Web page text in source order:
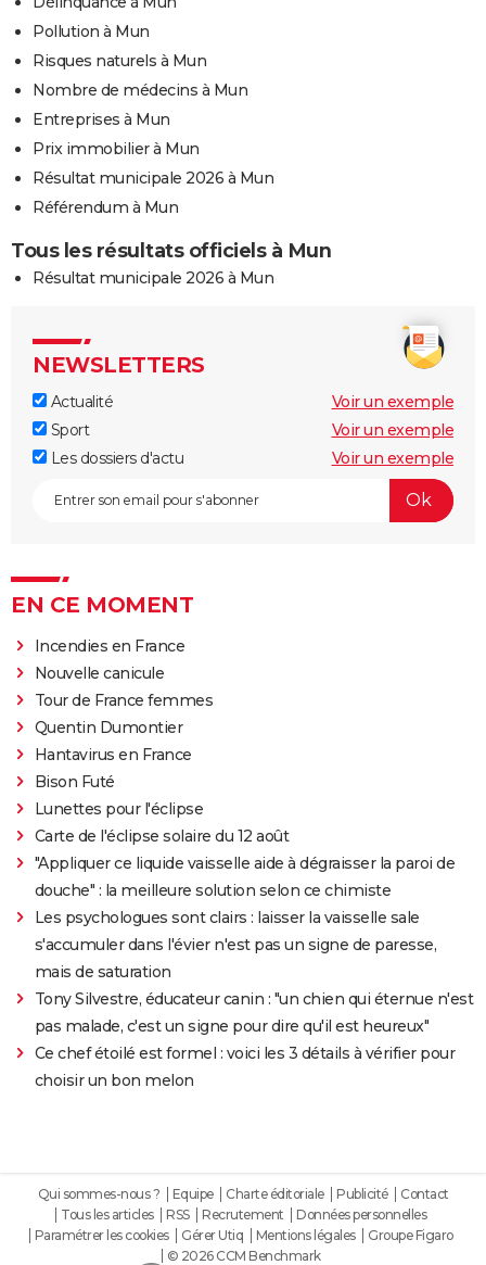
Pollution à Mun
Risques naturels à Mun
Nombre de médecins à Mun
Entreprises à Mun
Prix immobilier à Mun
Résultat municipale 2026 à Mun
Référendum à Mun
Tous les résultats officiels à Mun
Résultat municipale 2026 à Mun
NEWSLETTERS
Actualité
Voir un exemple
Sport
Voir un exemple
Les dossiers d'actu
Voir un exemple
EN CE MOMENT
Incendies en France
Nouvelle canicule
Tour de France femmes
Quentin Dumontier
Hantavirus en France
Bison Futé
Lunettes pour l'éclipse
Carte de l'éclipse solaire du 12 août
"Appliquer ce liquide vaisselle aide à dégraisser la paroi de
douche" : la meilleure solution selon ce chimiste
Les psychologues sont clairs : laisser la vaisselle sale
s'accumuler dans l'évier n'est pas un signe de paresse,
mais de saturation
Tony Silvestre, éducateur canin : "un chien qui éternue n'est
pas malade, c'est un signe pour dire qu'il est heureux"
Ce chef étoilé est formel : voici les 3 détails à vérifier pour
choisir un bon melon
Qui sommes-nous ? Equipe Charte éditoriale Publicité
Contact
Tous les articles
RSS Recrutement
Données personnelles
Paramétrer les cookies
Gérer Utiq Mentions légales
Groupe Figaro
© 2026 CCM Benchmark